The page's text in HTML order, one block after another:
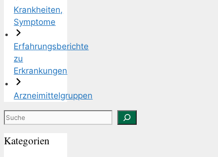
Krankheiten,
Symptome
Erfahrungsberichte
zu
Erkrankungen
Arzneimittelgruppen
Suchen
Kategorien